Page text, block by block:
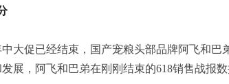
大促已经结束，国产宠粮头部品牌阿飞和巴
展，阿飞和巴弟在刚刚结束的618销售战报数